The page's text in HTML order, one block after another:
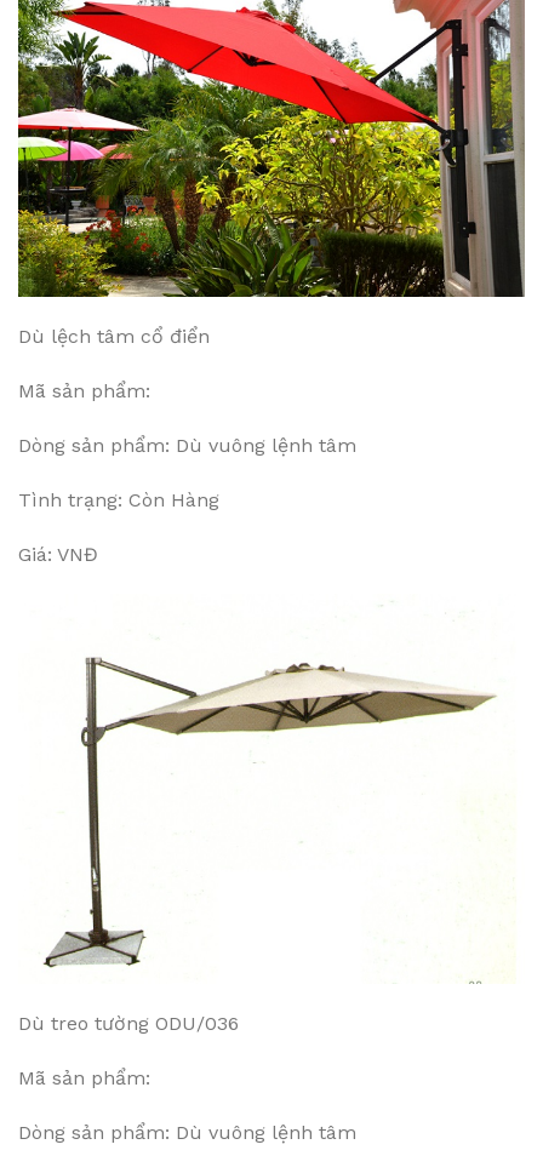
Dù lệch tâm cổ điển
Mã sản phẩm:
Dòng sản phẩm: Dù vuông lệnh tâm
Tình trạng: Còn Hàng
Giá: VNĐ
Dù treo tường ODU/036
Mã sản phẩm:
Dòng sản phẩm: Dù vuông lệnh tâm